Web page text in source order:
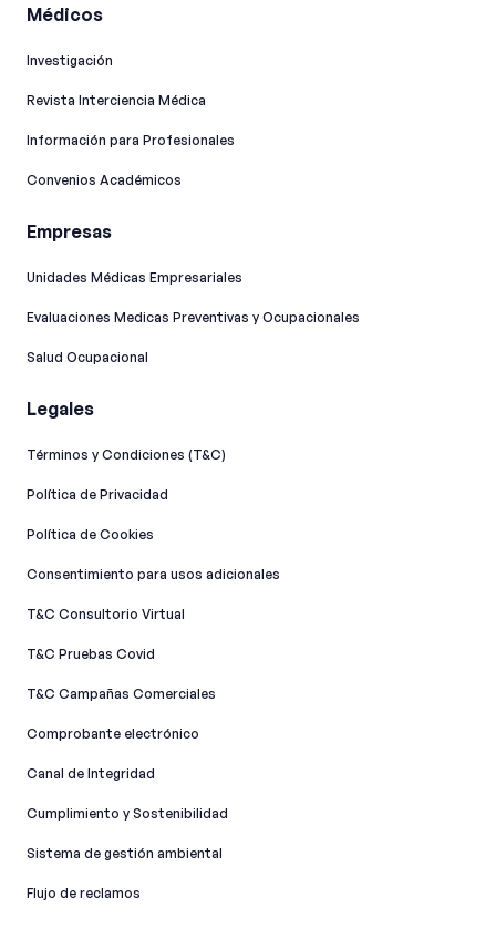
Médicos
Investigación
Revista Interciencia Médica
Información para Profesionales
Convenios Académicos
Empresas
Unidades Médicas Empresariales
Evaluaciones Medicas Preventivas y Ocupacionales
Salud Ocupacional
Legales
Términos y Condiciones (T&C)
Política de Privacidad
Política de Cookies
Consentimiento para usos adicionales
T&C Consultorio Virtual
T&C Pruebas Covid
T&C Campañas Comerciales
Comprobante electrónico
Canal de Integridad​
Cumplimiento y Sostenibilidad
Sistema de gestión ambiental
Flujo de reclamos